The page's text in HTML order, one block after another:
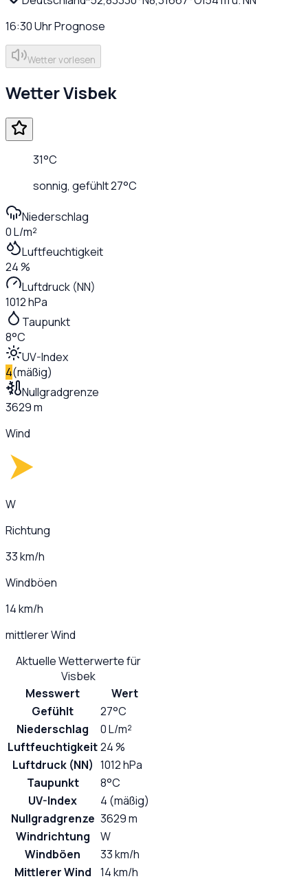
16:30UhrPrognose
Wetter vorlesen
WetterVisbek
31°C
sonnig, gefühlt27°C
Niederschlag
0 L/m²
Luftfeuchtigkeit
24 %
Luftdruck (NN)
1012 hPa
Taupunkt
8°C
UV-Index
4(mäßig)
Nullgradgrenze
3629 m
Wind
W
Richtung
33 km/h
Windböen
14 km/h
mittlerer Wind
Aktuelle Wetterwerte für
Visbek
Messwert
Wert
Gefühlt
27°C
Niederschlag
0 L/m²
Luftfeuchtigkeit24 %
Luftdruck (NN) 1012 hPa
Taupunkt
8°C
UV-Index
4 (mäßig)
Nullgradgrenze 3629 m
Windrichtung
W
Windböen
33 km/h
Mittlerer Wind
14 km/h